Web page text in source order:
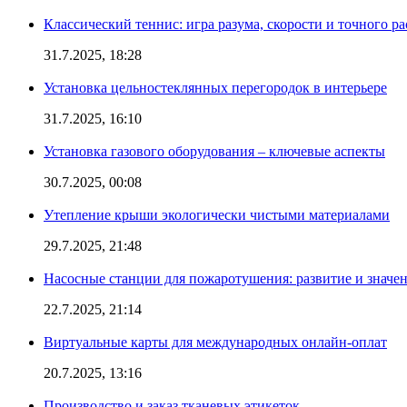
Классический теннис: игра разума, скорости и точного
31.7.2025, 18:28
Установка цельностеклянных перегородок в интерьере
31.7.2025, 16:10
Установка газового оборудования – ключевые аспекты
30.7.2025, 00:08
Утепление крыши экологически чистыми материалами
29.7.2025, 21:48
Насосные станции для пожаротушения: развитие и
22.7.2025, 21:14
Виртуальные карты для международных онлайн-оплат
20.7.2025, 13:16